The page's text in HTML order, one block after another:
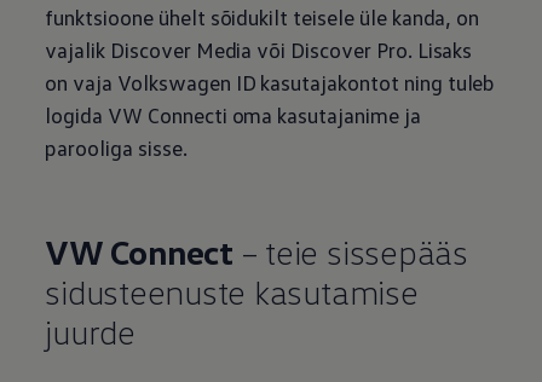
funktsioone ühelt sõidukilt teisele üle kanda, on
vajalik Discover Media või Discover Pro. Lisaks
on vaja Volkswagen ID kasutajakontot ning tuleb
logida VW Connecti oma kasutajanime ja
parooliga sisse.
VW Connect – teie sissepääs
sidusteenuste kasutamise
juurde